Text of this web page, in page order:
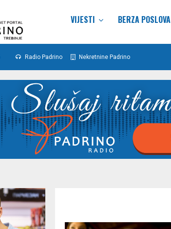
VIJESTI BERZA POSLOVA
Radio Padrino Nekretnine Padrino